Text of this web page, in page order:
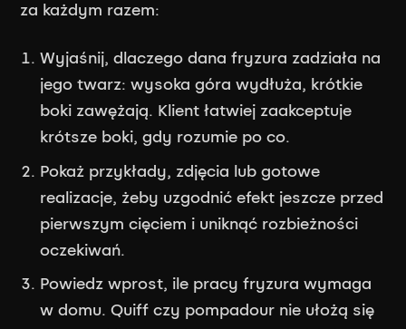
za każdym razem:
Wyjaśnij, dlaczego dana fryzura zadziała na
jego twarz: wysoka góra wydłuża, krótkie
boki zawężają. Klient łatwiej zaakceptuje
krótsze boki, gdy rozumie po co.
Pokaż przykłady, zdjęcia lub gotowe
realizacje, żeby uzgodnić efekt jeszcze przed
pierwszym cięciem i uniknąć rozbieżności
oczekiwań.
Powiedz wprost, ile pracy fryzura wymaga
w domu. Quiff czy pompadour nie ułożą się